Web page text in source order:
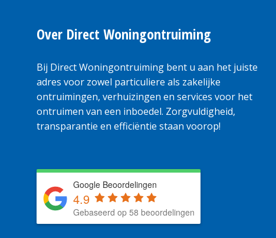
Over Direct Woningontruiming
Bij Direct Woningontruiming bent u aan het juiste
adres voor zowel particuliere als zakelijke
ontruimingen, verhuizingen en services voor het
ontruimen van een inboedel. Zorgvuldigheid,
transparantie en efficiëntie staan voorop!
Google Beoordelingen
4.9
Gebaseerd op 58 beoordelingen